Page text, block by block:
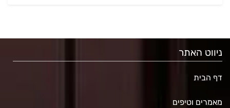
ניווט האתר
דף הבית
מאמרים וטיפים